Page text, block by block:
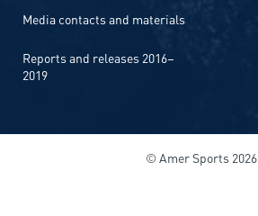
Media contacts and materials
Reports and releases 2016–
2019
© Amer Sports 2026